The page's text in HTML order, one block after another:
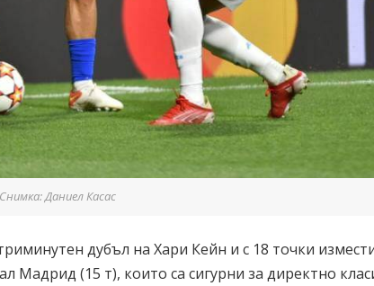
Снимка: Даниел Касас
дубъл на Хари Кейн и с 18 точки
Мадрид (15 т), които са сигурни за директно